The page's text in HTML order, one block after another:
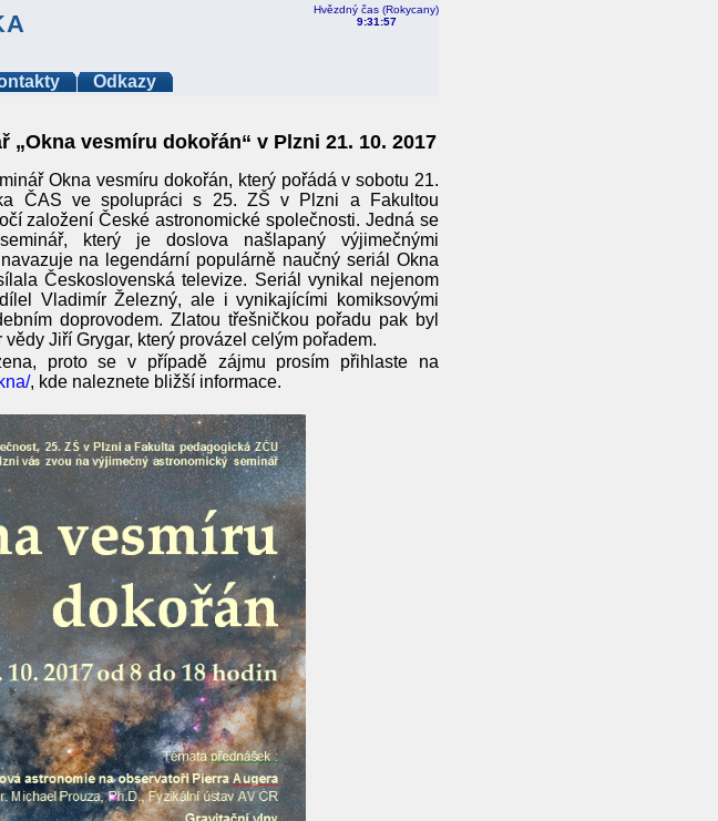
Hvězdný čas (Rokycany)
9:31:58
Odkazy
vesmíru dokořán“ v Plzni 21. 10. 2017
Okna vesmíru dokořán, který pořádá v sobotu 21.
ČAS ve spolupráci s 25. ZŠ v Plzni a Fakultou
založení České astronomické společnosti. Jedná se
který je doslova našlapaný výjimečnými
na legendární populárně naučný seriál Okna
Československá televize. Seriál vynikal nejenom
Vladimír Železný, ale i vynikajícími komiksovými
doprovodem. Zlatou třešničkou pořadu pak byl
Jiří Grygar, který provázel celým pořadem.
proto se v případě zájmu prosím přihlaste na
, kde naleznete bližší informace.